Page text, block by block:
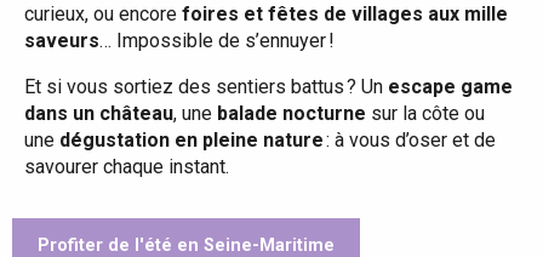
curieux, ou encore foires et fêtes de villages aux mille
saveurs… Impossible de s’ennuyer !
Et si vous sortiez des sentiers battus ? Un escape game
dans un château, une balade nocturne sur la côte ou
une dégustation en pleine nature: à vous d’oser et de
savourer chaque instant.
Profiter de l'été en Seine-Maritime